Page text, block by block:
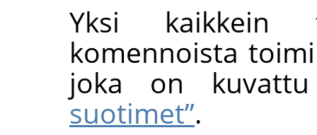
Yksi kaikkein
komennoista
joka on
suotimet”.